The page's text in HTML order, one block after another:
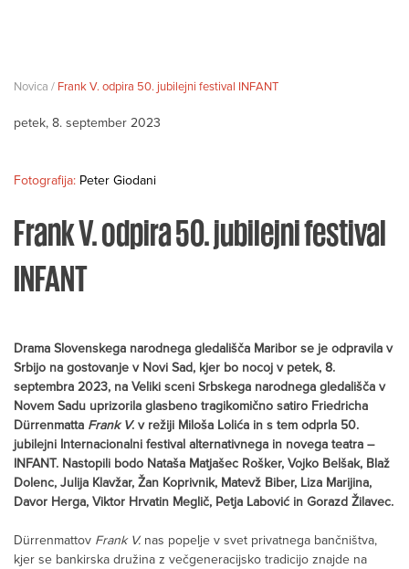
Novica / Frank V. odpira 50. jubilejni festival INFANT
petek, 8. september 2023
Frank V. odpira 50. jubilejni festival
INFANT
Drama Slovenskega narodnega gledališča Maribor se je odpravila v
Srbijo na gostovanje v Novi Sad, kjer bo nocoj v petek, 8.
septembra 2023, na Veliki sceni Srbskega narodnega gledališča v
Novem Sadu uprizorila glasbeno tragikomično satiro Friedricha
Dürrenmatta Frank V. v režiji Miloša Lolića in s tem odprla 50.
jubilejni Internacionalni festival alternativnega in novega teatra –
INFANT. Nastopili bodo Nataša Matjašec Rošker, Vojko Belšak, Blaž
Dolenc, Julija Klavžar, Žan Koprivnik, Matevž Biber, Liza Marijina,
Davor Herga, Viktor Hrvatin Meglič, Petja Labović in Gorazd Žilavec.
Dürrenmattov Frank V. nas popelje v svet privatnega bančništva,
kjer se bankirska družina z večgeneracijsko tradicijo znajde na
Fotografija: Peter Giodani